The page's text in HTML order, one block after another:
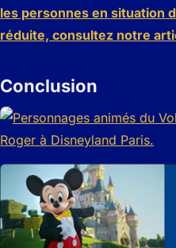
les personnes en situation
réduite, consultez notre
Conclusion